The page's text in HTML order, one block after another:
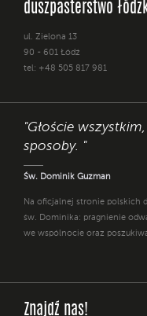
duszpasterstwo
ul. Zielona 13
90 - 601 Łódź
tel: +48 505 817 981
"Głoście
sposoby. "
Św. Dominik Guzman
Na oficjalnej stronie polskich
św. Dominika: pragnienie
we wspólnocie oraz
Znajdź nas!